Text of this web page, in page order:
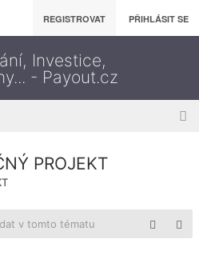
REGISTROVAT PŘIHLÁSIT SE
PROJEKT